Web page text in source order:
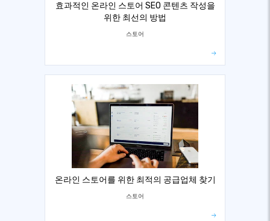
효과적인 온라인 스토어 SEO 콘텐츠 작성을
위한 최선의 방법
스토어
온라인 스토어를 위한 최적의 공급업체 찾기
스토어